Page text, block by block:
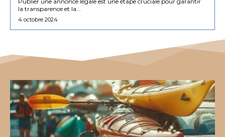
la transparence et la...
4 octobre 2024